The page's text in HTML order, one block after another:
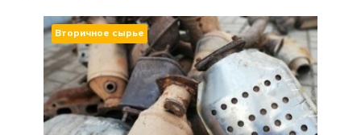
Вторичное сырье